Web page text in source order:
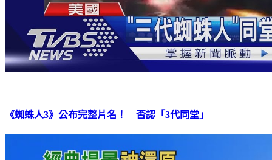
《蜘蛛人3》公布完整片名！ 否認「3代同堂」